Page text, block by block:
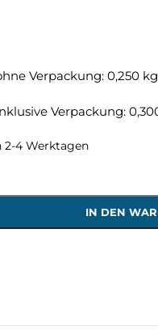
Verpackung: 0,250 kg
Verpackung:
2-4 Werktagen
IN DEN